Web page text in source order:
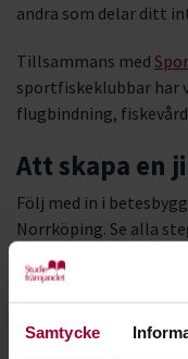
Samtycke
andra som delar ditt
Tillsammans med
sportfiskeklubbar har
flugbindning,
Att skapa en
Följ med in i
Norrköping. Se alla
för gäddfiske.